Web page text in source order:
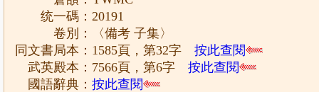
统一碼：20191
卷別：〈備考 子集〉
同文書局本：1585頁，第32字按此查閱
武英殿本：7566頁，第6字按此查閱
國語辭典：按此查閱